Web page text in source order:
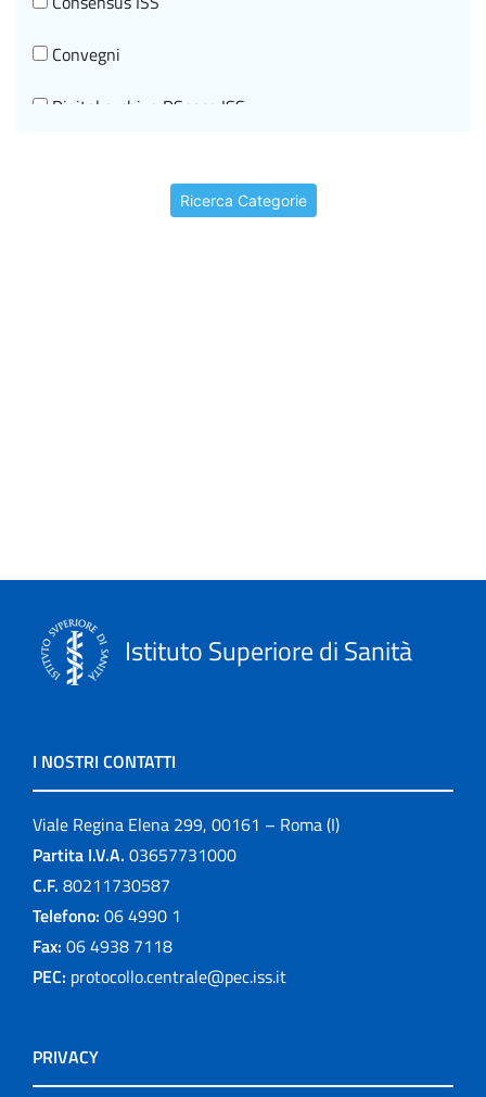
Convegni
Digital archive DSpace ISS
Editorial information
Informazioni editoriali
ISTISAN Congressi
La scuola e noi
Linee guida
Link
logo
Monografie
Notiziario
Opuscoli
Ricerca Categorie
Istituto Superiore di Sanità
I NOSTRI CONTATTI
Viale Regina Elena 299, 00161 – Roma (I)
Partita I.V.A. 03657731000
C.F. 80211730587
Telefono: 06 4990 1
Fax: 06 4938 7118
PEC: protocollo.centrale@pec.iss.it
PRIVACY